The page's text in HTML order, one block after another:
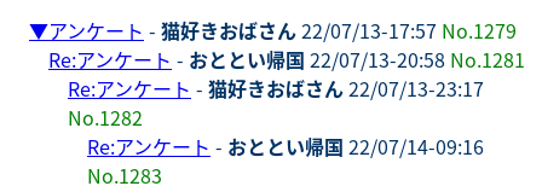
▼アンケート - 猫好きおばさん22/07/13-17:57 No.1279
Re:アンケート - おととい帰国 22/07/13-20:58 No.1281
Re:アンケート - 猫好きおばさん22/07/13-23:17
No.1282
Re:アンケート - おととい帰国 22/07/14-09:16
No.1283